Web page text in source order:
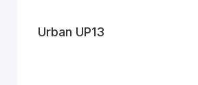
Urban UP13